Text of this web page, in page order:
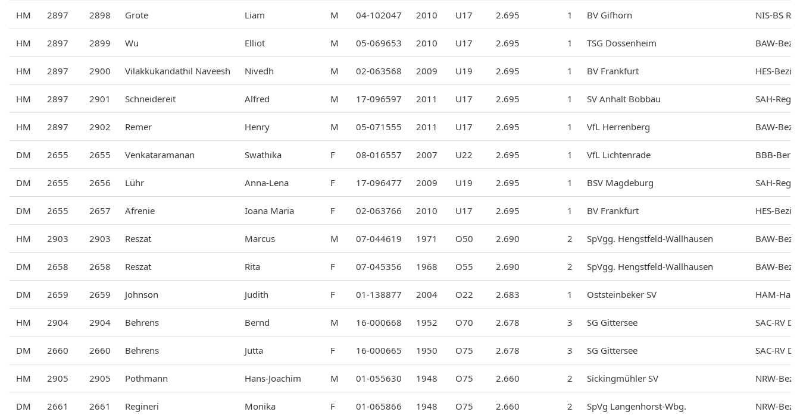
HM 2897 2898 Grote Liam M 04-102047 2010 U17 2.695 1 BV Gifhorn NIS-BS
HM 2897 2899 Wu Elliot M 05-069653 2010 U17 2.695 1 TSG Dossenheim BAW-
HM 2897 2900 Vilakkukandathil Naveesh Nivedh M 02-063568 2009 U19 2.695 1 BV Frankfurt HES-
HM 2897 2901 Schneidereit Alfred M 17-096597 2011 U17 2.695 1 SV Anhalt Bobbau SAH-
HM 2897 2902 Remer Henry M 05-071555 2011 U17 2.695 1 VfL Herrenberg BAW-
DM 2655 2655 Venkataramanan Swathika F 08-016557 2007 U22 2.695 1 VfL Lichtenrade BBB-
DM 2655 2656 Lühr Anna-Lena F 17-096477 2009 U19 2.695 1 BSV Magdeburg SAH-
DM 2655 2657 Afrenie Ioana Maria F 02-063766 2010 U17 2.695 1 BV Frankfurt HES-
HM 2903 2903 Reszat Marcus M 07-044619 1971 O50 2.690 2 SpVgg. Hengstfeld-Wallhausen BAW-
DM 2658 2658 Reszat Rita F 07-045356 1968 O55 2.690 2 SpVgg. Hengstfeld-Wallhausen BAW-
DM 2659 2659 Johnson Judith F 01-138877 2004 O22 2.683 1 Oststeinbeker SV HAM-
HM 2904 2904 Behrens Bernd M 16-000668 1952 O70 2.678 3 SG Gittersee SAC-RV
DM 2660 2660 Behrens Jutta F 16-000665 1950 O75 2.678 3 SG Gittersee SAC-RV
HM 2905 2905 Pothmann Hans-Joachim M 01-055630 1948 O75 2.660 2 Sickingmühler SV NRW-
DM 2661 2661 Regineri Monika F 01-065866 1948 O75 2.660 2 SpVg Langenhorst-Wbg. NRW-